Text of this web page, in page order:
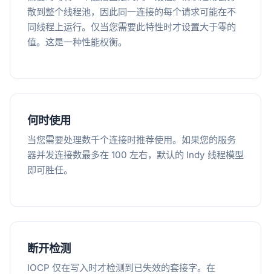
散到整个线程池，因此同一连接的每个请求可能在不
同线程上运行。仅当您需要此特性时才设置大于零的
值。这是一种性能权衡。
何时使用
当您需要处理数千个连接时推荐使用。如果您的服务
器并发连接数最多在 100 左右，默认的 Indy 线程模型
即可胜任。
断开检测
IOCP 仅在写入时才检测到已失效的套接字。在